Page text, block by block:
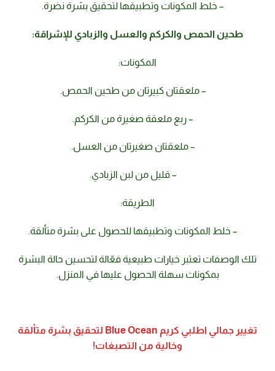
– خلط المكونات وتطبيقها لتحقيق بشرة نضرة.
طحين الحمص والكركم والعسل والزبادي للإشراقة:
المكونات:
– ملعقتان كبيرتان من طحين الحمص.
– ربع ملعقة صغيرة من الكركم.
– ملعقتان صغيرتان من العسل.
– قليل من لبن الزبادي.
الطريقة:
– خلط المكونات وتطبيقها للحصول على بشرة متألقة.
تلك الوصفات تعتبر خيارات طبيعية فعّالة لتحسين حالة البشرة
بمكونات سهلة الحصول عليها في المنزل.
تغيير جمالي اطلبي كريم Blue Ocean لتحقيق بشرة متألقة
وخالية من التصبغات!